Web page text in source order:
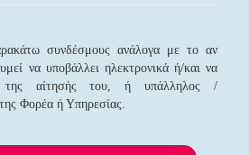
συνδέσμους ανάλογα με το αν
να υποβάλλει ηλεκτρονικά ή/και να
της αίτησής του, ή υπάλληλος /
Φορέα ή Υπηρεσίας.